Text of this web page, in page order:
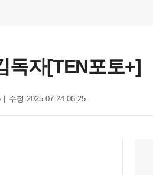
독자[TEN포토+]
수정 2025.07.24 06:25